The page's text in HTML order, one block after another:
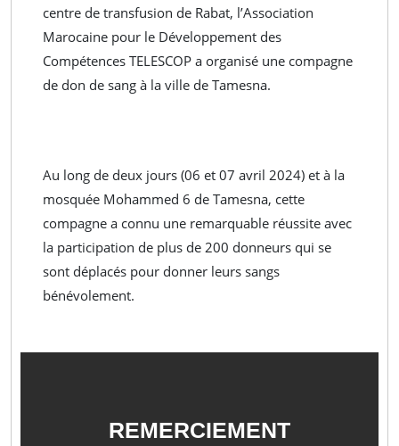
centre de transfusion de Rabat, l’Association
Marocaine pour le Développement des
Compétences TELESCOP a organisé une compagne
de don de sang à la ville de Tamesna.
Au long de deux jours (06 et 07 avril 2024) et à la
mosquée Mohammed 6 de Tamesna, cette
compagne a connu une remarquable réussite avec
la participation de plus de 200 donneurs qui se
sont déplacés pour donner leurs sangs
bénévolement.
REMERCIEMENT